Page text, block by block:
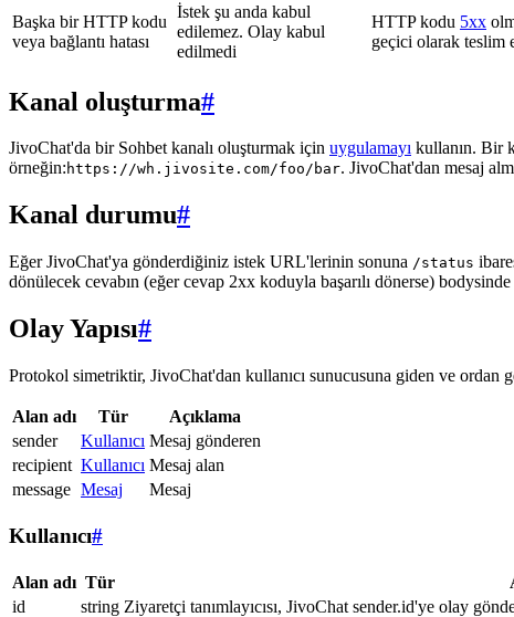
Başka bir HTTP kodu
veya bağlantı hatası
İstek şu anda kabul
edilemez. Olay kabul
edilmedi
HTTP kodu 5xx
geçici olarak teslim
Kanal oluşturma#
JivoChat'da bir Sohbet kanalı oluşturmak için uygulamayı kullanın. Bir
örneğin: https://wh.jivosite.com/foo/bar. JivoChat'dan mesaj
Kanal durumu#
Eğer JivoChat'ya gönderdiğiniz istek URL'lerinin sonuna /status
dönülecek cevabın (eğer cevap 2xx koduyla başarılı dönerse)
Olay Yapısı#
Protokol simetriktir, JivoChat'dan kullanıcı sunucusuna giden ve ordan
Alan adı Tür
Açıklama
sender
Kullanıcı Mesaj gönderen
recipient Kullanıcı Mesaj alan
message Mesaj Mesaj
Kullanıcı#
Alan adı Tür
id
string Ziyaretçi tanımlayıcısı, JivoChat sender.id'ye olay